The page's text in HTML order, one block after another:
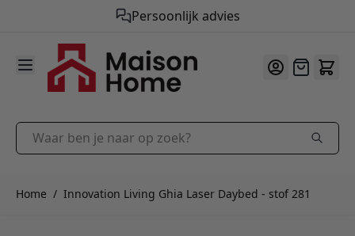
Persoonlijk advies
9.9/10
Ga naar de inhoud
Offerte
Waar ben je naar op zoek?
Home / Innovation Living Ghia Laser Daybed - stof 281